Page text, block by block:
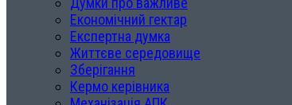
Економічний гектар
Експертна думка
Життєве середовище
Зберігання
Кермо керівника